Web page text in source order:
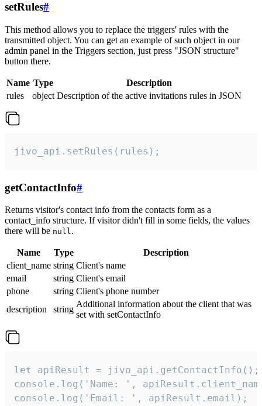
setRules#
This method allows you to replace the triggers' rules with the
transmitted object. You can get an example of such object in our
admin panel in the Triggers section, just press "JSON structure"
button there.
Name Type
Description
rules
object Description of the active invitations rules in JSON
jivo_api.setRules(rules);
getContactInfo#
Returns visitor's contact info from the contacts form as a
contact_info structure. If visitor didn't fill in some fields, the values
there will be null.
Name Type
Description
client_name string Client's name
email
string Client's email
phone
string Client's phone number
description
string
Additional information about the client that was
set with setContactInfo
let apiResult = jivo_api.getContactInfo();
console.log('Name: ',
console.log('Email: ', apiResult.email);